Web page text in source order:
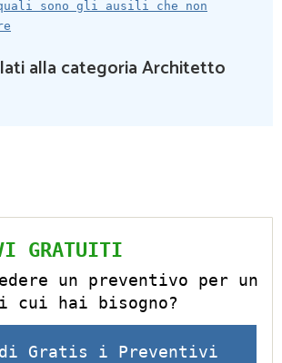
sono gli ausili che non
alla categoria Architetto
GRATUITI
un preventivo per un
cui hai bisogno?
Gratis i Preventivi